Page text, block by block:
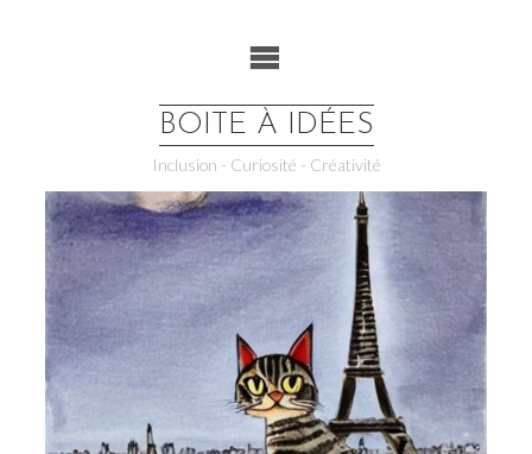
BOITE À IDÉES
Inclusion - Curiosité - Créativité